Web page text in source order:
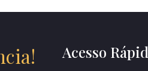
Acesso